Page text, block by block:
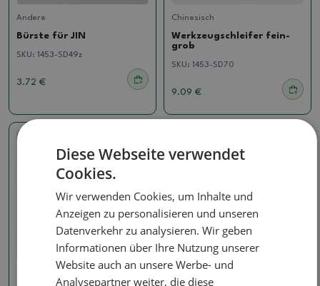
Andere
Bürste für JIN
SKU: 1453-SD49z
3.72 €
Chinesisch
Werkzeugschleifer fein-
grob
SKU: 1453-SD70
9.09 €
Diese Webseite verwendet
Cookies.
Wir verwenden Cookies, um Inhalte und
Anzeigen zu personalisieren und unseren
Datenverkehr zu analysieren. Wir geben
Informationen über Ihre Nutzung unserer
Website auch an unsere Werbe- und
Analysepartner weiter, die diese